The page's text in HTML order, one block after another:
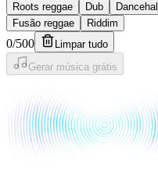
Roots reggae
Dub Dancehall
Fusão reggae
Riddim
0/500
Limpar tudo
Gerar música grátis